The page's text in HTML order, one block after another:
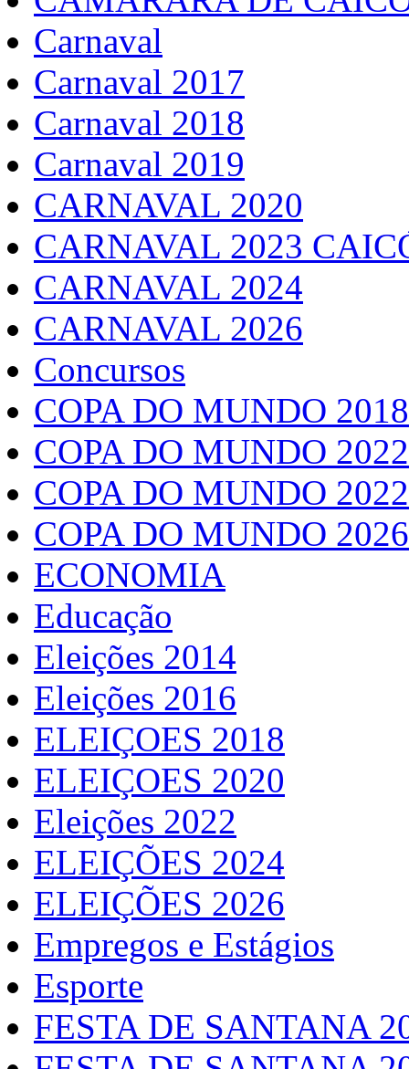
Carnaval
Carnaval 2017
Carnaval 2018
Carnaval 2019
CARNAVAL 2020
CARNAVAL 2023
CARNAVAL 2024
CARNAVAL 2026
Concursos
COPA DO MUNDO 2018
COPA DO MUNDO 2022
COPA DO MUNDO
COPA DO MUNDO 2026
ECONOMIA
Educação
Eleições 2014
Eleições 2016
ELEIÇOES 2018
ELEIÇOES 2020
Eleições 2022
ELEIÇÕES 2024
ELEIÇÕES 2026
Empregos e Estágios
Esporte
FESTA DE SANTANA